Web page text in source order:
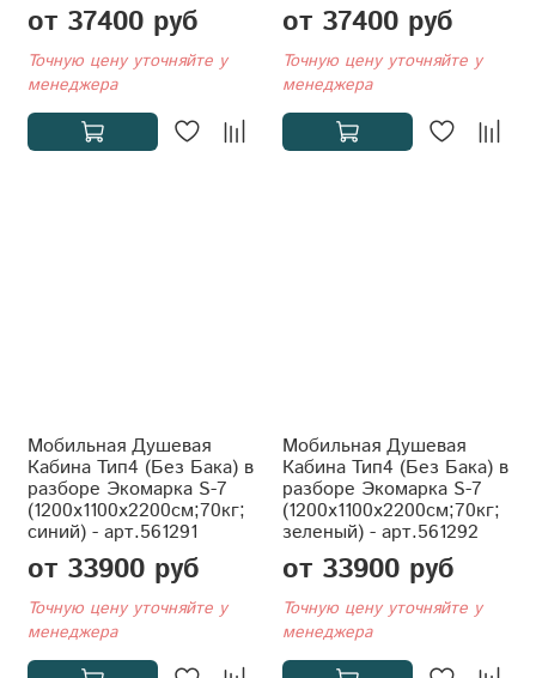
от 37400 руб
Точную цену уточняйте у
менеджера
от 37400 руб
Точную цену уточняйте у
менеджера
Мобильная Душевая
Кабина Тип4 (Без Бака) в
разборе Экомарка S-7
(1200x1100x2200см;70кг;
синий) - арт.561291
от 33900 руб
Точную цену уточняйте у
менеджера
Мобильная Душевая
Кабина Тип4 (Без Бака) в
разборе Экомарка S-7
(1200x1100x2200см;70кг;
зеленый) - арт.561292
от 33900 руб
Точную цену уточняйте у
менеджера